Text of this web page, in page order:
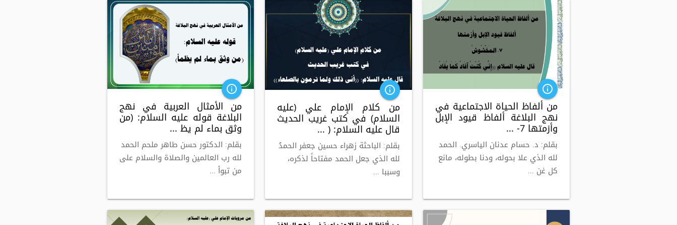
info_outline
من ألفاظ الحياة الاجتماعية في
نهج البلاغة ألفاظ قيود الإبل
وأزمتها 7- ...
بقلم: د. حسام عدنان الياسري. الحمد
لله الذي علا بحوله، ودنا بطوله، مانع
كل غن ...
info_outline
من كلام الإمام علي (عليه
السلام) في كتب غريب الحديث
قال عليه السلام: ( ...
بقلم: الباحثة زهراء حسين جعفر الحمدُ
لله الذي جعل الحمد مفتاحاً لذكره،
وسببا ...
info_outline
من الأمثال العربية في نهج
البلاغة قوله عليه السلام: (من
وثق بماء لم يظ ...
بقلم: الدكتور حسن طاهر ملحم الحمد
لله رب العالمين والصلاة والسلام على
من تبوأ ...